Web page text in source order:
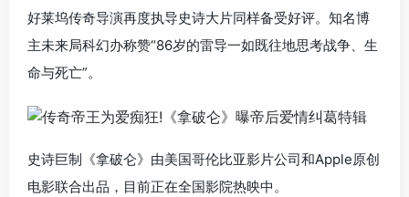
好莱坞传奇导演再度执导史诗大片同样备受好评。知名博
主未来局科幻办称赞“86岁的雷导一如既往地思考战争、生
命与死亡”。
史诗巨制《拿破仑》由美国哥伦比亚影片公司和Apple原创
电影联合出品，目前正在全国影院热映中。